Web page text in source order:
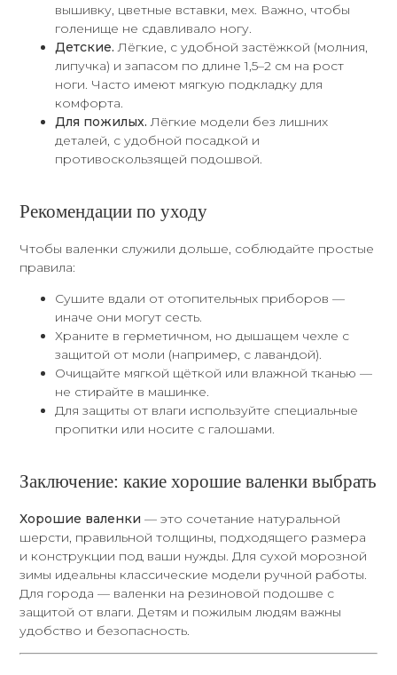
вышивку, цветные вставки, мех. Важно, чтобы
голенище не сдавливало ногу.
Детские. Лёгкие, с удобной застёжкой (молния,
липучка) и запасом по длине 1,5–2 см на рост
ноги. Часто имеют мягкую подкладку для
комфорта.
Для пожилых. Лёгкие модели без лишних
деталей, с удобной посадкой и
противоскользящей подошвой.
Рекомендации по уходу
Чтобы валенки служили дольше, соблюдайте простые
правила:
Сушите вдали от отопительных приборов —
иначе они могут сесть.
Храните в герметичном, но дышащем чехле с
защитой от моли (например, с лавандой).
Очищайте мягкой щёткой или влажной тканью —
не стирайте в машинке.
Для защиты от влаги используйте специальные
пропитки или носите с галошами.
Заключение: какие хорошие валенки выбрать
Хорошие валенки — это сочетание натуральной
шерсти, правильной толщины, подходящего размера
и конструкции под ваши нужды. Для сухой морозной
зимы идеальны классические модели ручной работы.
Для города — валенки на резиновой подошве с
защитой от влаги. Детям и пожилым людям важны
удобство и безопасность.